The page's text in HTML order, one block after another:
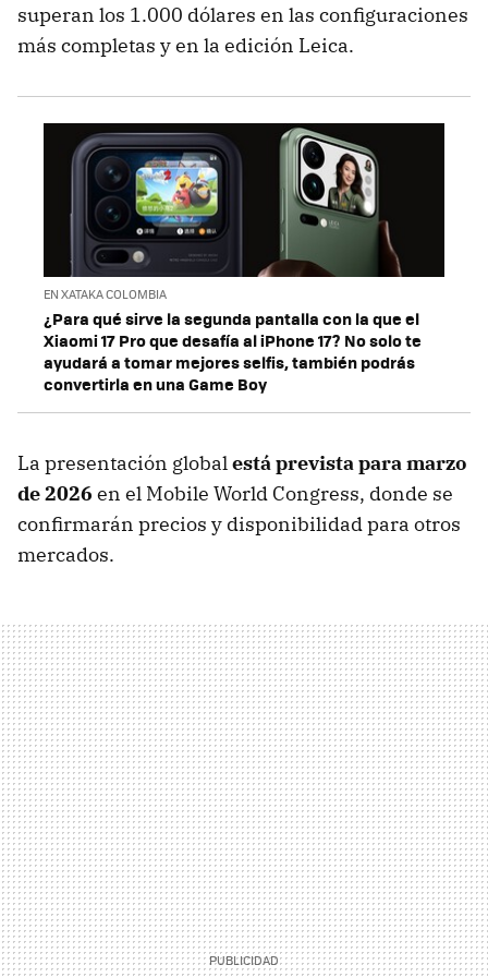
superan los 1.000 dólares en las configuraciones
más completas y en la edición Leica.
EN XATAKA COLOMBIA
¿Para qué sirve la segunda pantalla con la que el
Xiaomi 17 Pro que desafía al iPhone 17? No solo te
ayudará a tomar mejores selfis, también podrás
convertirla en una Game Boy
La presentación globalestá prevista para marzo
de 2026 en el Mobile World Congress, donde se
confirmarán precios y disponibilidad para otros
mercados.